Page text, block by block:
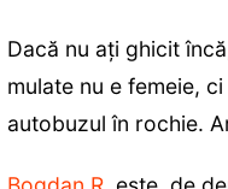
Dacă nu ați ghicit
mulate nu e femeie,
autobuzul în rochie.